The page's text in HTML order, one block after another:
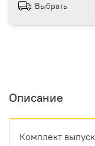
Выбрать
Описание
Комплект